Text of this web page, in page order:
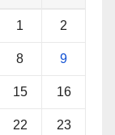
1 2
8 9
15 16
22 23